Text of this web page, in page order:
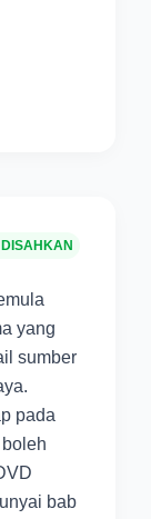
DISAHKAN
yang
sumber
pada
bab